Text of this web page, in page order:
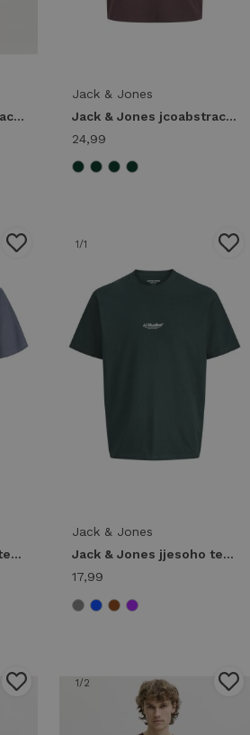
Jack & Jones jcoabstract flower back print tee ss smu 12311589 Print T-shirts 5178645 java
Jack & Jones
Jack & Jones jcoabstract flower back print tee ss smu 12311589 Print T-shirts 5178647 fudge
24,99
Jack & Jones jjesoho tee ss crew neck noos 12278787 Print T-shirts 5027484 turbulence
1/1
Jack & Jones
Jack & Jones jjesoho tee ss crew neck noos 12278787 Print T-shirts 5027483 scarab
17,99
1/2